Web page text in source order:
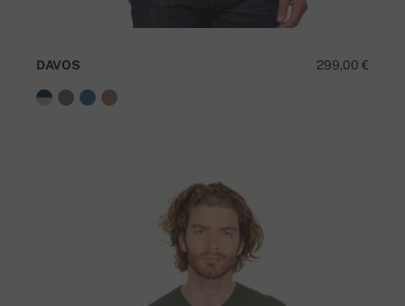
299,00 €
DAVOS